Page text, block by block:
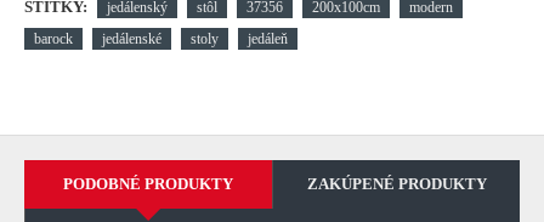
ŠTÍTKY: jedálenský stôl 37356 200x100cm
modern
barock
jedálenské stoly jedáleň
PODOBNÉ PRODUKTY ZAKÚPENÉ PRODUKTY